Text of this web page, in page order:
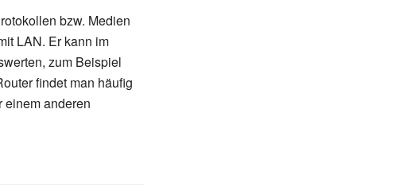
bzw. Medien
LAN. Er kann im
zum Beispiel
findet man häufig
einem anderen